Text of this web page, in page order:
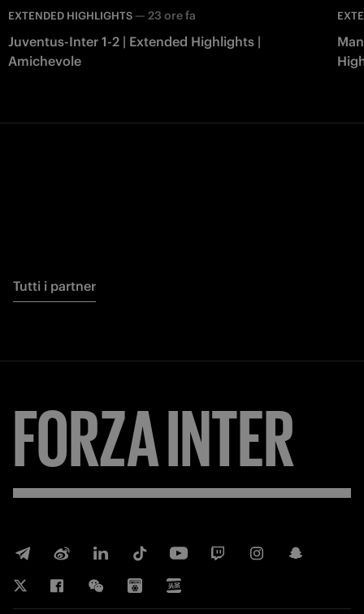
EXTENDED HIGHLIGHTS — 23 ore fa
Juventus-Inter 1-2 | Extended Highlights |
Amichevole
Tutti i partner
FORZAINTER